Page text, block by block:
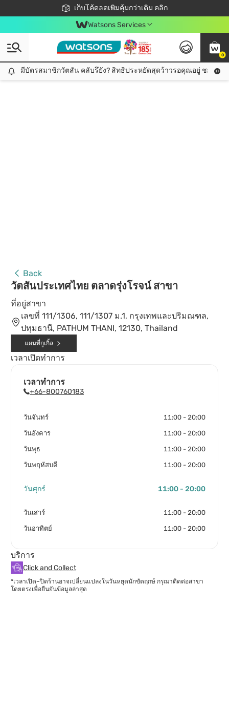
เก็บโค้ดลดเพิ่มคุ้มกว่าเดิม คลิก
ชอปออนไลน์ครั้งแรก ลดเพิ่มจุก ๆ 10%! 🎉
📦ส่งฟรี! เมื่อชอป 499฿
สมาชิกวัตสัน คลับดียังไง?
Watsons Services
0
มีบัตรสมาชิกวัตสัน คลับรึยัง? สิทธิประหยัดสุดว้าวรอคุณอยู่ ชอปคุ้มกว่าเดิม คลิก!
มีบัตรสมาชิกวัตสัน คลับรึยัง? สิทธิประหยัดสุดว้าวรอคุณอยู่ ชอปคุ้มก
Back
วัตสันประเทศไทย ตลาดรุ่งโรจน์ สาขา
ที่อยู่สาขา
เลขที่ 111/1306, 111/1307 ม.1, กรุงเทพและปริมณฑล,
ปทุมธานี, PATHUM THANI, 12130, Thailand
แผนที่กูเกิ้ล
เวลาเปิดทำการ
เวลาทำการ
+66-800760183
วันจันทร์ 11:00 - 20:00
วันอังคาร 11:00 - 20:00
วันพุธ 11:00 - 20:00
วันพฤหัสบดี 11:00 - 20:00
วันศุกร์ 11:00 - 20:00
วันเสาร์ 11:00 - 20:00
วันอาทิตย์ 11:00 - 20:00
บริการ
Click and Collect
*เวลาเปิด–ปิดร้านอาจเปลี่ยนแปลงในวันหยุดนักขัตฤกษ์ กรุณาติดต่อสาขา
โดยตรงเพื่อยืนยันข้อมูลล่าสุด